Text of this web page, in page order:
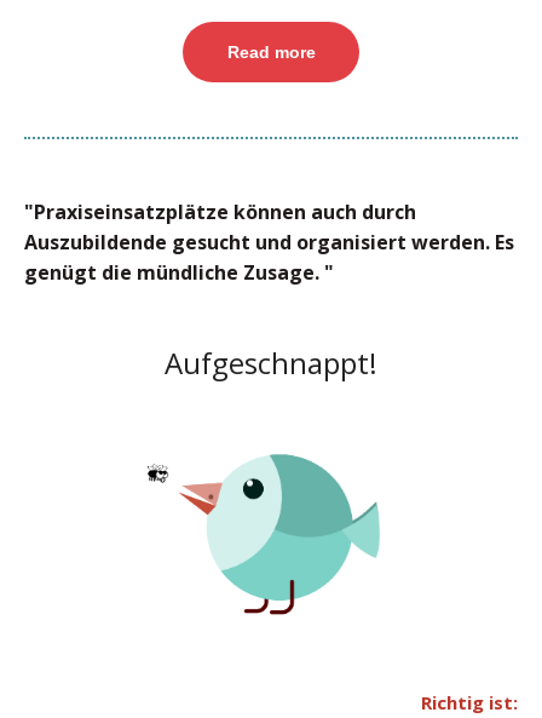
Read more
"Praxiseinsatzplätze können auch durch
Auszubildende gesucht und organisiert werden. Es
genügt die mündliche Zusage. "
Aufgeschnappt!
Richtig ist: